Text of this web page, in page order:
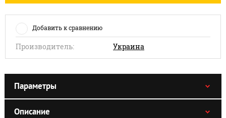
Добавить к сравнению
Производитель: Украина
Параметры
Описание